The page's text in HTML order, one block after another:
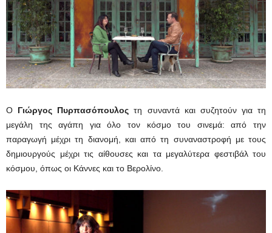
Ο Γιώργος Πυρπασόπουλος τη συναντά και συζητούν για τη
μεγάλη της αγάπη για όλο τον κόσμο του σινεμά: από την
παραγωγή μέχρι τη διανομή, και από τη συναναστροφή με τους
δημιουργούς μέχρι τις αίθουσες και τα μεγαλύτερα φεστιβάλ του
κόσμου, όπως οι Κάννες και το Βερολίνο.